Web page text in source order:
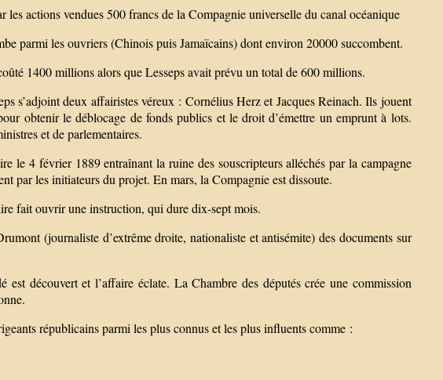
actions vendues 500 francs de la Compagnie universelle du canal océanique
parmi les ouvriers (Chinois puis Jamaïcains) dont environ 20000 succombent.
1400 millions alors que Lesseps avait prévu un total de 600 millions.
s’adjoint deux affairistes véreux : Cornélius Herz et Jacques Reinach. Ils jouent
obtenir le déblocage de fonds publics et le droit d’émettre un emprunt à lots.
et de parlementaires.
le 4 février 1889 entraînant la ruine des souscripteurs alléchés par la campagne
par les initiateurs du projet. En mars, la Compagnie est dissoute.
fait ouvrir une instruction, qui dure dix-sept mois.
(journaliste d’extrême droite, nationaliste et antisémite) des documents sur
découvert et l’affaire éclate. La Chambre des députés crée une commission
républicains parmi les plus connus et les plus influents comme :